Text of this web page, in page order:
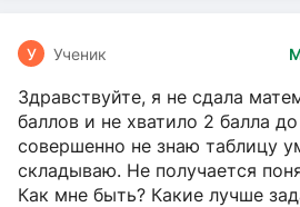
У Ученик
Здравствуйте, я не сдала
баллов и не хватило 2 балла
совершенно не знаю таблицу
складываю. Не получается
Как мне быть? Какие лучше